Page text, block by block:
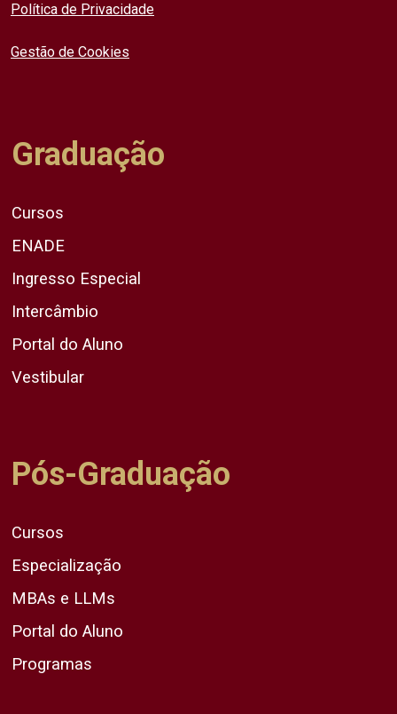
Política de Privacidade
Gestão de Cookies
Graduação
Cursos
ENADE
Ingresso Especial
Intercâmbio
Portal do Aluno
Vestibular
Pós-Graduação
Cursos
Especialização
MBAs e LLMs
Portal do Aluno
Programas